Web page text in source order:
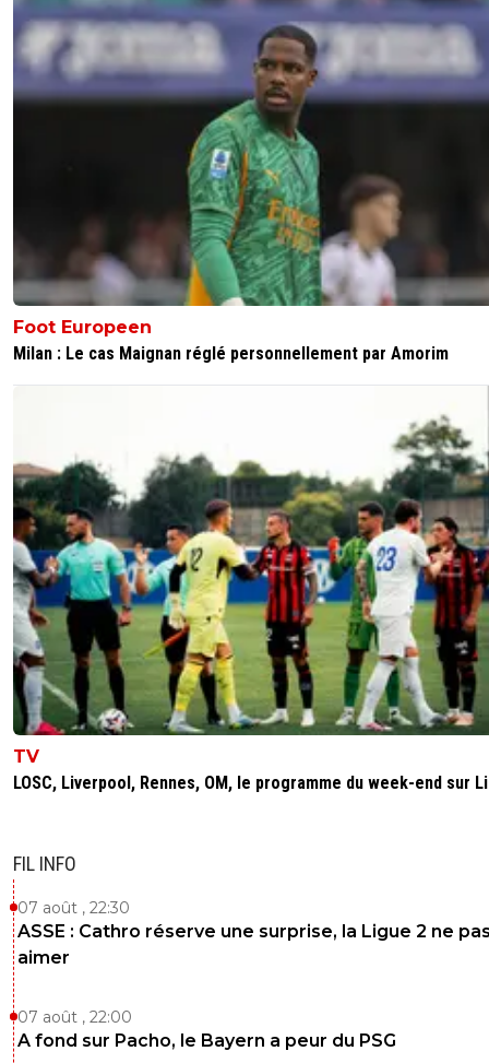
Foot Europeen
Milan : Le cas Maignan réglé personnellement par Amorim
TV
LOSC, Liverpool, Rennes, OM, le programme du week-end sur
FIL INFO
07 août , 22:30
ASSE : Cathro réserve une surprise, la Ligue 2 ne
aimer
07 août , 22:00
A fond sur Pacho, le Bayern a peur du PSG